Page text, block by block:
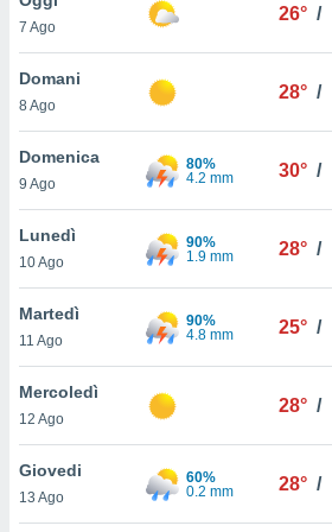
è
al sito
di
ci
di
il
un
la
nella
7 Ago
26° /
Domani
8 Ago
28° /
Domenica
9 Ago
80%
4.2 mm
30° /
Lunedì
10 Ago
90%
1.9 mm
28° /
Martedì
11 Ago
90%
4.8 mm
25° /
Mercoledì
12 Ago
28° /
Giovedi
13 Ago
60%
0.2 mm
28° /